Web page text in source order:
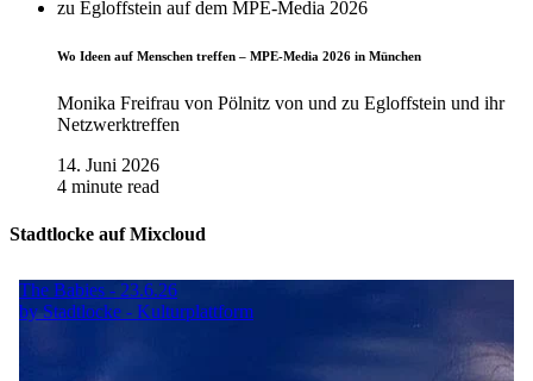
Wo Ideen auf Menschen treffen – MPE-Media 2026 in München
Monika Freifrau von Pölnitz von und zu Egloffstein und ihr
Netzwerktreffen
14. Juni 2026
4 minute read
Stadtlocke auf Mixcloud